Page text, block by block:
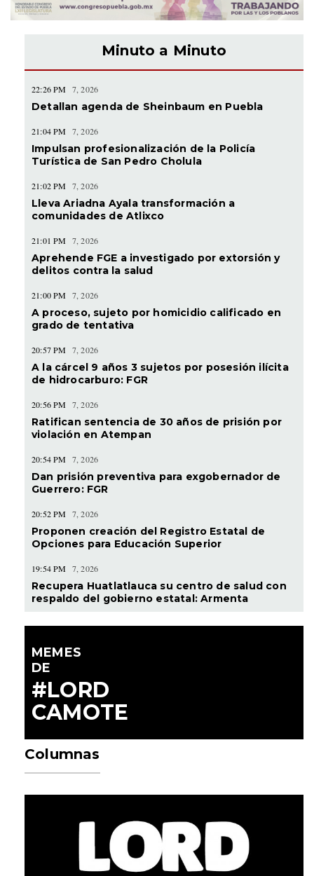
Minuto a Minuto
22:26 PM 7, 2026
Detallan agenda de Sheinbaum en Puebla
21:04 PM 7, 2026
Impulsan profesionalización de la Policía
Turística de San Pedro Cholula
21:02 PM 7, 2026
Lleva Ariadna Ayala transformación a
comunidades de Atlixco
21:01 PM 7, 2026
Aprehende FGE a investigado por extorsión y
delitos contra la salud
21:00 PM 7, 2026
A proceso, sujeto por homicidio calificado en
grado de tentativa
20:57 PM 7, 2026
A la cárcel 9 años 3 sujetos por posesión ilícita
de hidrocarburo: FGR
20:56 PM 7, 2026
Ratifican sentencia de 30 años de prisión por
violación en Atempan
20:54 PM 7, 2026
Dan prisión preventiva para exgobernador de
Guerrero: FGR
20:52 PM 7, 2026
Proponen creación del Registro Estatal de
Opciones para Educación Superior
19:54 PM 7, 2026
Recupera Huatlatlauca su centro de salud con
respaldo del gobierno estatal: Armenta
MEMES
DE
#LORD
CAMOTE
Columnas